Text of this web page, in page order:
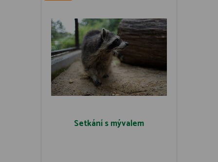
Setkání s mývalem